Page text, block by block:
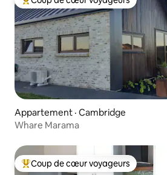
Coup de cœur voyageurs parmi les
Appartement · Cambridge
Whare Marama
Coup de cœur voyageurs parmi les
Coup de cœur voyageurs